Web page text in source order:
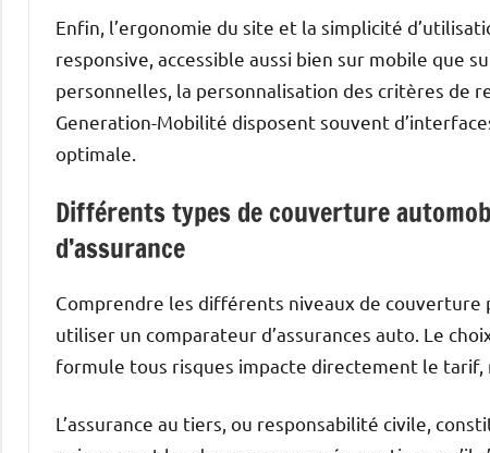
Enfin, l’ergonomie du site et la simplicité
responsive, accessible aussi bien sur mobile que
personnelles, la personnalisation des critères de
Generation-Mobilité disposent souvent
optimale.
Différents types de couverture
d’assurance
Comprendre les différents niveaux de couverture
utiliser un comparateur d’assurances auto. Le
formule tous risques impacte directement le tarif,
L’assurance au tiers, ou responsabilité civile,